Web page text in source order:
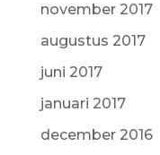
november 2017
augustus 2017
juni 2017
januari 2017
december 2016